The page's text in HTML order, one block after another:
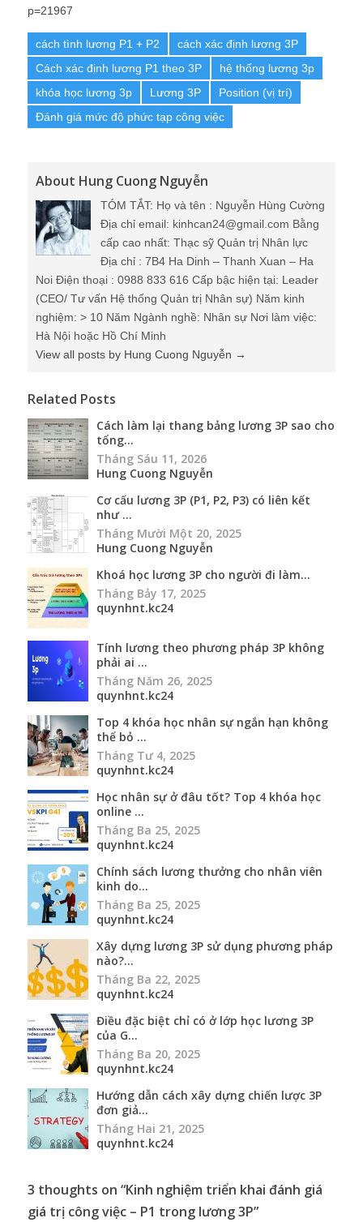
p=21967
cách tình lương P1 + P2
cách xác định lương 3P
Cách xác định lương P1 theo 3P
hệ thống lương 3p
khóa học lương 3p
Lương 3P
Position (vị trí)
Đánh giá mức độ phức tạp công việc
About Hung Cuong Nguyễn
TÓM TẮT: Họ và tên : Nguyễn Hùng Cường
Địa chỉ email: kinhcan24@gmail.com Bằng
cấp cao nhất: Thạc sỹ Quản trị Nhân lực
Địa chỉ : 7B4 Ha Dinh – Thanh Xuan – Ha
Noi Điện thoại : 0988 833 616 Cấp bậc hiện tại: Leader
(CEO/ Tư vấn Hệ thống Quản trị Nhân sự) Năm kinh
nghiệm: > 10 Năm Ngành nghề: Nhân sự Nơi làm việc:
Hà Nội hoặc Hồ Chí Minh
View all posts by Hung Cuong Nguyễn →
Related Posts
Cách làm lại thang bảng lương 3P sao cho
tổng...
Tháng Sáu 11, 2026
Hung Cuong Nguyễn
Cơ cấu lương 3P (P1, P2, P3) có liên kết
như ...
Tháng Mười Một 20, 2025
Hung Cuong Nguyễn
Khoá học lương 3P cho người đi làm...
Tháng Bảy 17, 2025
quynhnt.kc24
Tính lương theo phương pháp 3P không
phải ai ...
Tháng Năm 26, 2025
quynhnt.kc24
Top 4 khóa học nhân sự ngắn hạn không
thể bỏ ...
Tháng Tư 4, 2025
quynhnt.kc24
Học nhân sự ở đâu tốt? Top 4 khóa học
online ...
Tháng Ba 25, 2025
quynhnt.kc24
Chính sách lương thưởng cho nhân viên
kinh do...
Tháng Ba 25, 2025
quynhnt.kc24
Xây dựng lương 3P sử dụng phương pháp
nào?...
Tháng Ba 22, 2025
quynhnt.kc24
Điều đặc biệt chỉ có ở lớp học lương 3P
của G...
Tháng Ba 20, 2025
quynhnt.kc24
Hướng dẫn cách xây dựng chiến lược 3P
đơn giả...
Tháng Hai 21, 2025
quynhnt.kc24
3 thoughts on “Kinh nghiệm triển khai đánh giá
giá trị công việc – P1 trong lương 3P”